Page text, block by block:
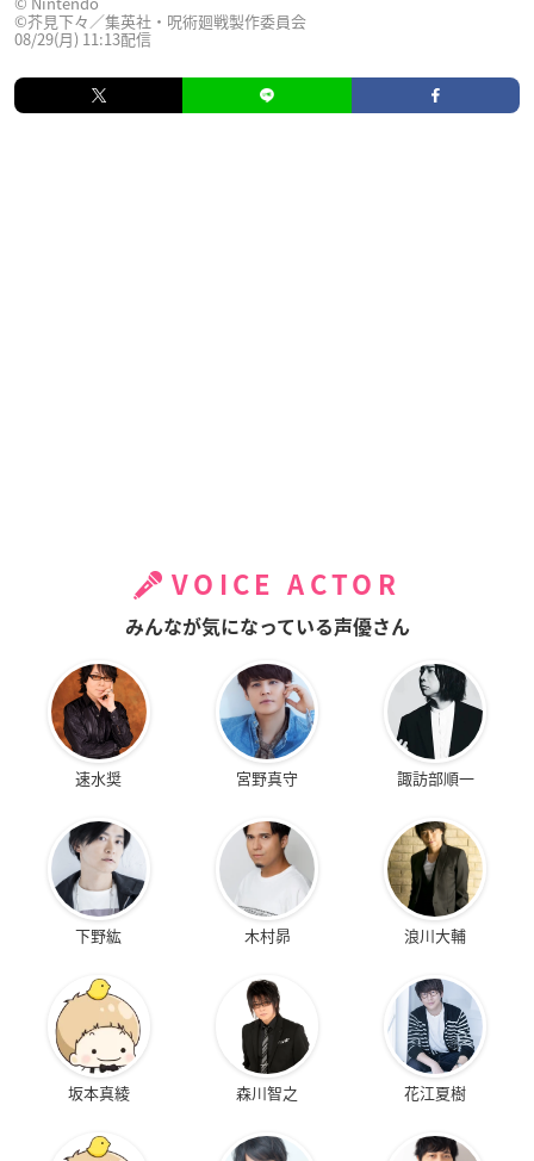
©芥見下々／集英社・呪術廻戦製作委員会
08/29(月) 11:13配信
VOICE ACTOR
みんなが気になっている声優さん
速水奨 宮野真守 諏訪部順一
下野紘 木村昴 浪川大輔
坂本真綾 森川智之 花江夏樹